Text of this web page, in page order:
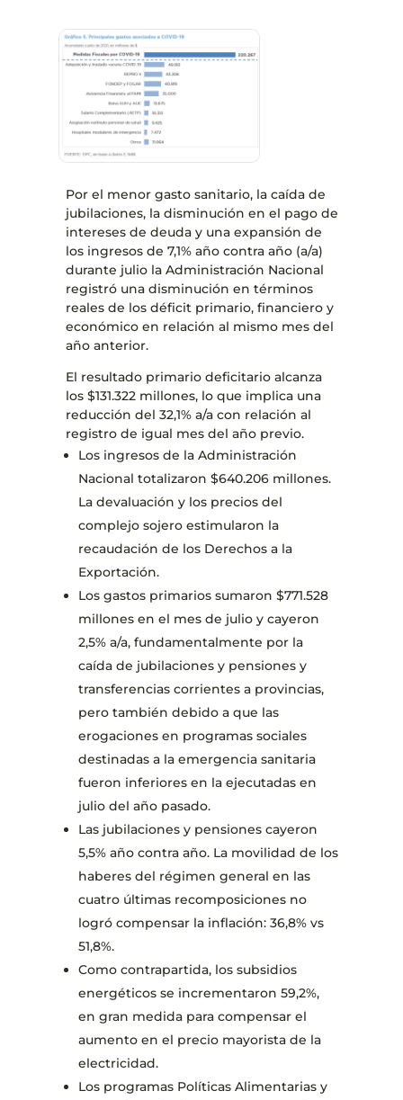
Por el menor gasto sanitario, la caída de
jubilaciones, la disminución en el pago de
intereses de deuda y una expansión de
los ingresos de 7,1% año contra año (a/a)
durante julio la Administración Nacional
registró una disminución en términos
reales de los déficit primario, financiero y
económico en relación al mismo mes del
año anterior.
El resultado primario deficitario alcanza
los $131.322 millones, lo que implica una
reducción del 32,1% a/a con relación al
registro de igual mes del año previo.
Los ingresos de la Administración
Nacional totalizaron $640.206 millones.
La devaluación y los precios del
complejo sojero estimularon la
recaudación de los Derechos a la
Exportación.
Los gastos primarios sumaron $771.528
millones en el mes de julio y cayeron
2,5% a/a, fundamentalmente por la
caída de jubilaciones y pensiones y
transferencias corrientes a provincias,
pero también debido a que las
erogaciones en programas sociales
destinadas a la emergencia sanitaria
fueron inferiores en la ejecutadas en
julio del año pasado.
Las jubilaciones y pensiones cayeron
5,5% año contra año. La movilidad de los
haberes del régimen general en las
cuatro últimas recomposiciones no
logró compensar la inflación: 36,8% vs
51,8%.
Como contrapartida, los subsidios
energéticos se incrementaron 59,2%,
en gran medida para compensar el
aumento en el precio mayorista de la
electricidad.
Los programas Políticas Alimentarias y